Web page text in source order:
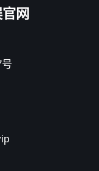
网